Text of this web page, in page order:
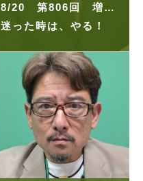
8/20 第806回 増田 祥光
迷った時は、やる！